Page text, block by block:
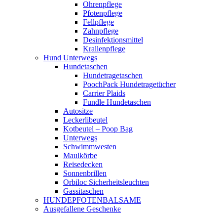
Ohrenpflege
Pfotenpflege
Fellpflege
Zahnpflege
Desinfektionsmittel
Krallenpflege
Hund Unterwegs
Hundetaschen
Hundetragetaschen
PoochPack Hundetragetücher
Carrier Plaids
Fundle Hundetaschen
Autositze
Leckerlibeutel
Kotbeutel – Poop Bag
Unterwegs
Schwimmwesten
Maulkörbe
Reisedecken
Sonnenbrillen
Orbiloc Sicherheitsleuchten
Gassitaschen
HUNDEPFOTENBALSAME
Ausgefallene Geschenke